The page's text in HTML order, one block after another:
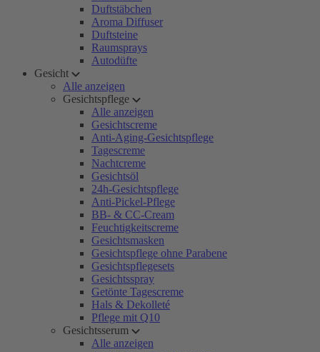
Duftstäbchen
Aroma Diffuser
Duftsteine
Raumsprays
Autodüfte
Gesicht
Alle anzeigen
Gesichtspflege
Alle anzeigen
Gesichtscreme
Anti-Aging-Gesichtspflege
Tagescreme
Nachtcreme
Gesichtsöl
24h-Gesichtspflege
Anti-Pickel-Pflege
BB- & CC-Cream
Feuchtigkeitscreme
Gesichtsmasken
Gesichtspflege ohne Parabene
Gesichtspflegesets
Gesichtsspray
Getönte Tagescreme
Hals & Dekolleté
Pflege mit Q10
Gesichtsserum
Alle anzeigen